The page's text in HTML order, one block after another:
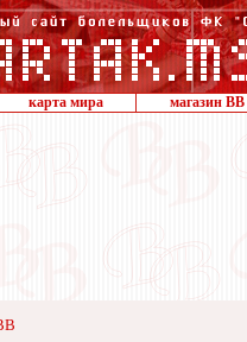
карта мира магазин ВВ